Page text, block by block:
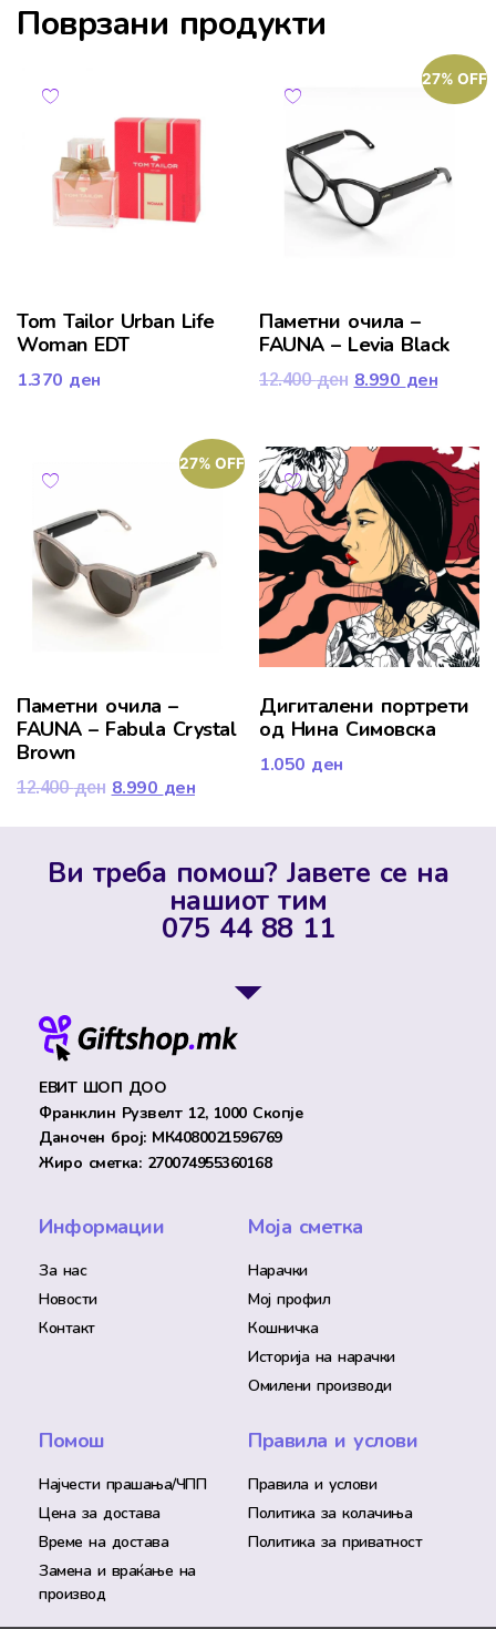
Поврзани продукти
Tom Tailor Urban Life
Woman EDT
1.370 ден
27% OFF
Паметни очила –
FAUNA – Levia Black
12.400ден 8.990 ден
27% OFF
Паметни очила –
FAUNA – Fabula Crystal
Brown
12.400ден 8.990 ден
Дигиталени портрети
од Нина Симовска
1.050 ден
Ви треба помош? Јавете се на
нашиот тим
075 44 88 11
ЕВИТ ШОП ДОО
Франклин Рузвелт 12, 1000 Скопје
Даночен број: МК4080021596769
Жиро сметка: 270074955360168
Информации
За нас
Новости
Контакт
Моја сметка
Нарачки
Мој профил
Кошничка
Историја на нарачки
Омилени производи
Помош
Најчести прашања/ЧПП
Цена за достава
Време на достава
Замена и враќање на
производ
Правила и услови
Правила и услови
Политика за колачиња
Политика за приватност